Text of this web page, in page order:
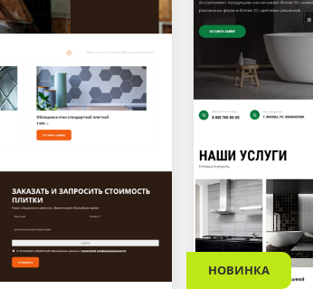
НОВИНКА